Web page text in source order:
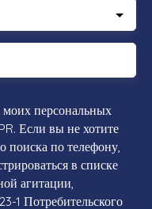
моих персональных
Если вы не хотите
поиска по телефону,
в списке
агитации,
1 Потребительского